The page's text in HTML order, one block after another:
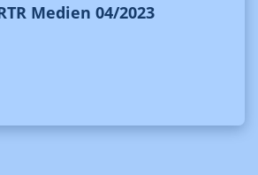
Medien 04/2023